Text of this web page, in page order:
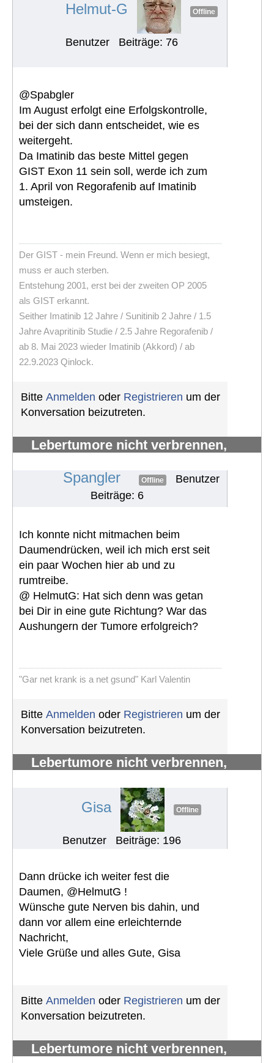
Helmut-G Offline
Benutzer Beiträge: 76
@Spabgler
Im August erfolgt eine Erfolgskontrolle,
bei der sich dann entscheidet, wie es
weitergeht.
Da Imatinib das beste Mittel gegen
GIST Exon 11 sein soll, werde ich zum
1. April von Regorafenib auf Imatinib
umsteigen.
Der GIST - mein Freund. Wenn er mich besiegt,
muss er auch sterben.
Entstehung 2001, erst bei der zweiten OP 2005
als GIST erkannt.
Seither Imatinib 12 Jahre / Sunitinib 2 Jahre / 1.5
Jahre Avapritinib Studie / 2.5 Jahre Regorafenib /
ab 8. Mai 2023 wieder Imatinib (Akkord) / ab
22.9.2023 Qinlock.
Bitte Anmelden oder Registrieren um der
Konversation beizutreten.
Lebertumore nicht verbrennen,
Spangler Offline
Benutzer
Beiträge: 6
Ich konnte nicht mitmachen beim
Daumendrücken, weil ich mich erst seit
ein paar Wochen hier ab und zu
rumtreibe.
@ HelmutG: Hat sich denn was getan
bei Dir in eine gute Richtung? War das
Aushungern der Tumore erfolgreich?
"Gar net krank is a net gsund" Karl Valentin
Bitte Anmelden oder Registrieren um der
Konversation beizutreten.
Lebertumore nicht verbrennen,
Gisa Offline
Benutzer Beiträge: 196
Dann drücke ich weiter fest die
Daumen, @HelmutG !
Wünsche gute Nerven bis dahin, und
dann vor allem eine erleichternde
Nachricht,
Viele Grüße und alles Gute, Gisa
Bitte Anmelden oder Registrieren um der
Konversation beizutreten.
Lebertumore nicht verbrennen,